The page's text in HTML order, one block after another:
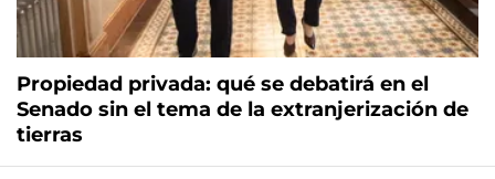
Propiedad privada: qué se debatirá en el
Senado sin el tema de la extranjerización de
tierras